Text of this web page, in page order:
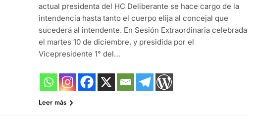
actual presidenta del HC Deliberante se hace cargo de la
intendencia hasta tanto el cuerpo elija al concejal que
sucederá al intendente. En Sesión Extraordinaria celebrada
el martes 10 de diciembre, y presidida por el
Vicepresidente 1° del…
Leer más